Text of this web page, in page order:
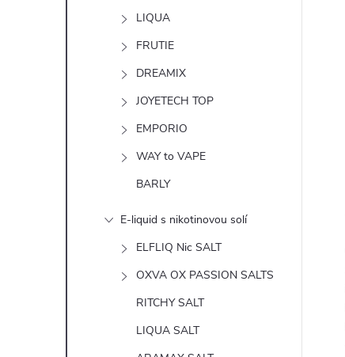
LIQUA
FRUTIE
DREAMIX
JOYETECH TOP
EMPORIO
WAY to VAPE
BARLY
E-liquid s nikotinovou solí
ELFLIQ Nic SALT
OXVA OX PASSION SALTS
RITCHY SALT
LIQUA SALT